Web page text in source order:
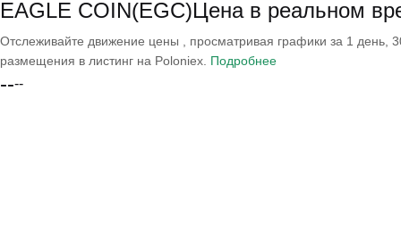
EAGLE COIN(EGC)Цена в реальном
Отслеживайте движение цены , просматривая графики за 1 день,
размещения в листинг на Poloniex. Подробнее
----